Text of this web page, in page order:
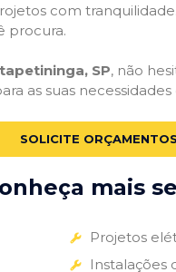
com
procura.
SP, não
as suas necessidades
SOLICITE
mais
Projetos
Instalações